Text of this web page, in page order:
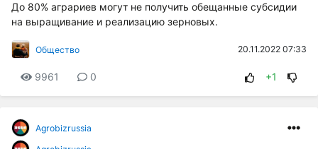
До 80% аграриев могут не получить обещанные субсидии
на выращивание и реализацию зерновых.
Общество 20.11.2022 07:33
9961 0 +1
Agrobizrussia